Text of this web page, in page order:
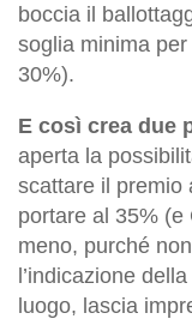
boccia il
soglia minima
30%).
E così crea due
aperta la
scattare il premio
portare al 35%
meno, purché
l’indicazione
luogo, lascia